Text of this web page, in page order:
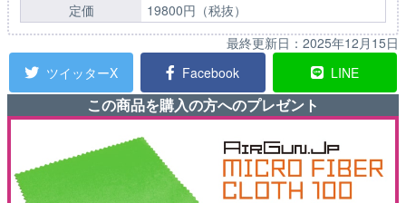
定価
19800円（税抜）
最終更新日： 2025年12月15日
ツイッターX
Facebook LINE
この商品を購入の方へのプレゼント